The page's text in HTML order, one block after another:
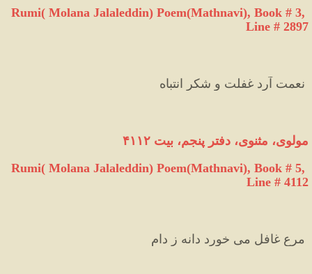
Rumi( Molana Jalaleddin) Poem(Mathnavi), Book # 3,
Line # 2897
نعمت آرد غفلت و شکر انتباه
مولوی، مثنوی، دفتر پنجم، بیت ۴۱۱۲
Rumi( Molana Jalaleddin) Poem(Mathnavi), Book # 5,
Line # 4112
مرع غافل می خورد دانه ز دام